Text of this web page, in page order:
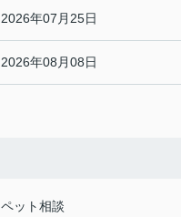
2026年07月25日
2026年08月08日
ペット相談